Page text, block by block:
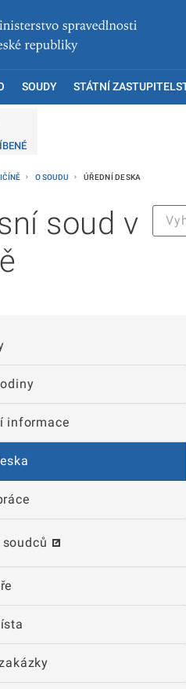
SOUDY STÁTNÍ
O SOUDU ÚŘEDNÍ DESKA
soud v
informace